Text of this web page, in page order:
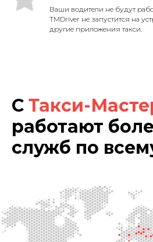
Ваши водители не будут
TMDriver не запустится на
другие приложения такси.
С Такси-
работают
служб по